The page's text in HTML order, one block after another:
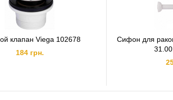
клапан Viega 102678
184 грн.
Сифон для